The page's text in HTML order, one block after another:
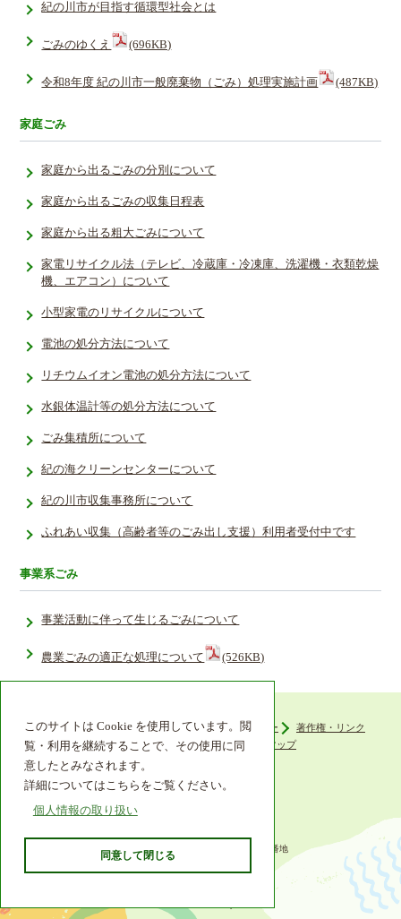
このサイトは Cookie を使用しています。閲
覧・利用を継続することで、その使用に同
意したとみなされます。
詳細についてはこちらをご覧ください。
個人情報の取り扱い
同意して閉じる
紀の川市が目指す循環型社会とは
ごみのゆくえ (696KB)
令和8年度 紀の川市一般廃棄物（ごみ）処理実施計画 (487KB)
家庭ごみ
家庭から出るごみの分別について
家庭から出るごみの収集日程表
家庭から出る粗大ごみについて
家電リサイクル法（テレビ、冷蔵庫・冷凍庫、洗濯機・衣類乾燥
機、エアコン）について
小型家電のリサイクルについて
電池の処分方法について
リチウムイオン電池の処分方法について
水銀体温計等の処分方法について
ごみ集積所について
紀の海クリーンセンターについて
紀の川市収集事務所について
ふれあい収集（高齢者等のごみ出し支援）利用者受付中です
事業系ごみ
事業活動に伴って生じるごみについて
農業ごみの適正な処理について (526KB)
ウェブアクセシビリティ プライバシーポリシー
著作権・リンク
組織機構
リンク集 サイトマップ
〒649-6492 和歌山県紀の川市西大井338番地
TEL 0736-77-2511